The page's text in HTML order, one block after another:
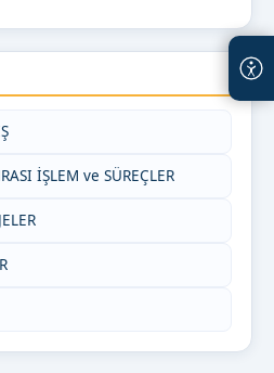
İŞLEM ve SÜREÇLER